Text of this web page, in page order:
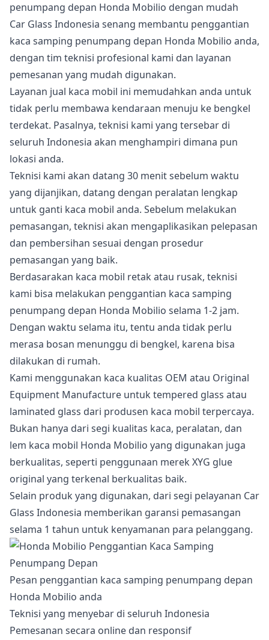
penumpang depan Honda Mobilio dengan mudah
Car Glass Indonesia senang membantu penggantian
kaca samping penumpang depan Honda Mobilio anda,
dengan tim teknisi profesional kami dan layanan
pemesanan yang mudah digunakan.
Layanan jual kaca mobil ini memudahkan anda untuk
tidak perlu membawa kendaraan menuju ke bengkel
terdekat. Pasalnya, teknisi kami yang tersebar di
seluruh Indonesia akan menghampiri dimana pun
lokasi anda.
Teknisi kami akan datang 30 menit sebelum waktu
yang dijanjikan, datang dengan peralatan lengkap
untuk ganti kaca mobil anda. Sebelum melakukan
pemasangan, teknisi akan mengaplikasikan pelepasan
dan pembersihan sesuai dengan prosedur
pemasangan yang baik.
Berdasarakan kaca mobil retak atau rusak, teknisi
kami bisa melakukan penggantian kaca samping
penumpang depan Honda Mobilio selama 1-2 jam.
Dengan waktu selama itu, tentu anda tidak perlu
merasa bosan menunggu di bengkel, karena bisa
dilakukan di rumah.
Kami menggunakan kaca kualitas OEM atau Original
Equipment Manufacture untuk tempered glass atau
laminated glass dari produsen kaca mobil terpercaya.
Bukan hanya dari segi kualitas kaca, peralatan, dan
lem kaca mobil Honda Mobilio yang digunakan juga
berkualitas, seperti penggunaan merek XYG glue
original yang terkenal berkualitas baik.
Selain produk yang digunakan, dari segi pelayanan Car
Glass Indonesia memberikan garansi pemasangan
selama 1 tahun untuk kenyamanan para pelanggang.
Pesan penggantian kaca samping penumpang depan
Honda Mobilio anda
Teknisi yang menyebar di seluruh Indonesia
Pemesanan secara online dan responsif